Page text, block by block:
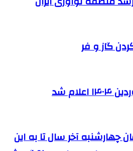
گاز و فر
شد
چهارشنبه آخر سال تا به این